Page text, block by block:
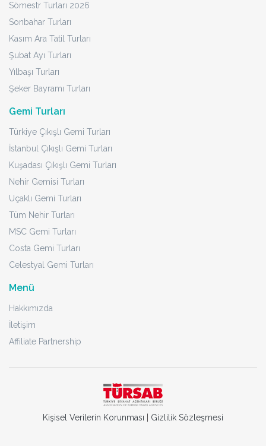
Sömestr Turları 2026
Sonbahar Turları
Kasım Ara Tatil Turları
Şubat Ayı Turları
Yılbaşı Turları
Şeker Bayramı Turları
Gemi Turları
Türkiye Çıkışlı Gemi Turları
İstanbul Çıkışlı Gemi Turları
Kuşadası Çıkışlı Gemi Turları
Nehir Gemisi Turları
Uçaklı Gemi Turları
Tüm Nehir Turları
MSC Gemi Turları
Costa Gemi Turları
Celestyal Gemi Turları
Menü
Hakkımızda
İletişim
Affiliate Partnership
Kişisel Verilerin Korunması Gizlilik Sözleşmesi